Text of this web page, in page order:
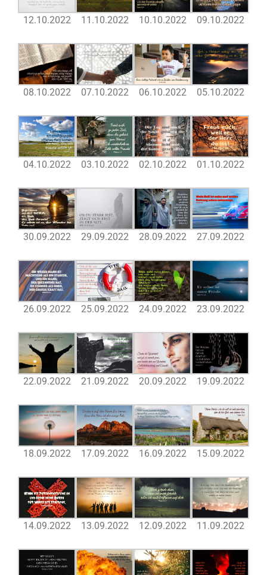
12.10.2022 11.10.2022 10.10.2022 09.10.2022
08.10.2022 07.10.2022 06.10.2022 05.10.2022
04.10.2022 03.10.2022 02.10.2022 01.10.2022
30.09.2022 29.09.2022 28.09.2022 27.09.2022
26.09.2022 25.09.2022 24.09.2022 23.09.2022
22.09.2022 21.09.2022 20.09.2022 19.09.2022
18.09.2022 17.09.2022 16.09.2022 15.09.2022
14.09.2022 13.09.2022 12.09.2022 11.09.2022